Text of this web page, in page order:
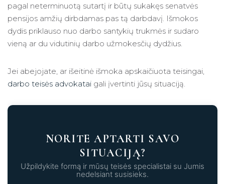
pagal neterminuotą sutartį ir būtų sukakęs senatvės
pensijos amžių dirbdamas pas tą darbdavį. Išmokos
dydis priklauso nuo darbo santykių trukmės ir sudaro
vieną ar du vidutinių darbo užmokesčių dydžius.
Jei abejojate, ar išeitinė išmoka apskaičiuota teisingai,
darbo teisės advokatai gali įvertinti jūsų situaciją.
NORITE APTARTI SAVO
SITUACIJĄ?
Užpildykite formą ir mūsų teisės specialistai su Jumis
nedelsiant susisieks.